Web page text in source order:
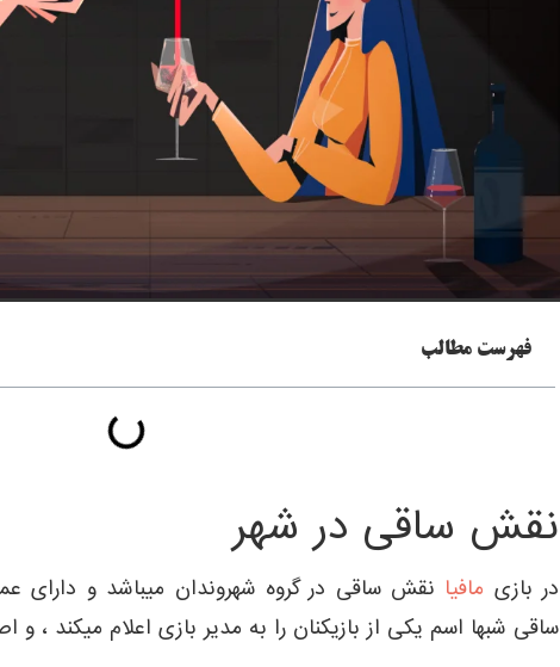
فهرست مطالب
نقش ساقی در شهر
در بازی مافیا نقش ساقی در گروه شهروندان ميباشد و دارای
ساقی شبها اسم يکی از بازيکنان را به مدير بازی اعلام ميکند